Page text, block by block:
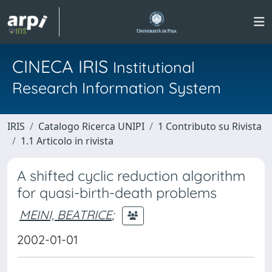
CINECA IRIS Institutional
Research Information System
IRIS Catalogo Ricerca UNIPI
1 Contributo su Rivista
1.1 Articolo in rivista
A shifted cyclic reduction algorithm
for quasi-birth-death problems
MEINI, BEATRICE;
2002-01-01